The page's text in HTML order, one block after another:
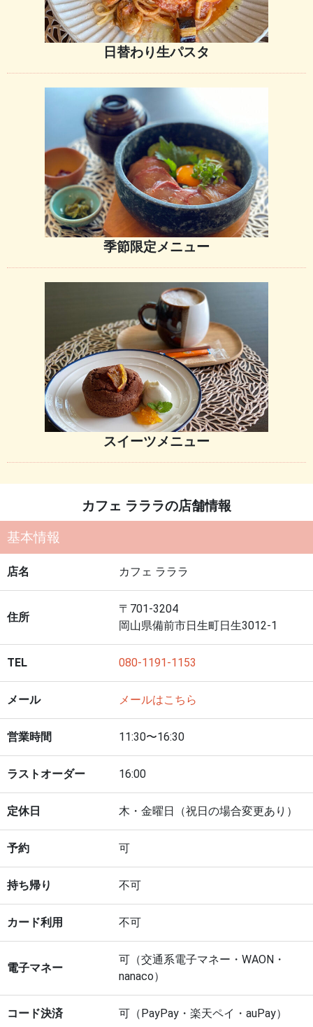
日替わり生パスタ
季節限定メニュー
スイーツメニュー
カフェ ラララの店舗情報
基本情報
店名 カフェ ラララ
住所
〒701-3204
岡山県備前市日生町日生3012-1
TEL 080-1191-1153
メール メールはこちら
営業時間 11:30〜16:30
ラストオーダー 16:00
定休日 木・金曜日（祝日の場合変更あり）
予約 可
持ち帰り 不可
カード利用 不可
電子マネー
可（交通系電子マネー・WAON・
nanaco）
コード決済 可（PayPay・楽天ペイ・auPay）